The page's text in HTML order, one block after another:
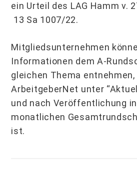
ein Urteil des LAG Hamm v.
13 Sa 1007/22.
Mitgliedsunternehmen
Informationen dem A-
gleichen Thema entnehmen,
ArbeitgeberNet unter
und nach Veröffentlichung
monatlichen
ist.